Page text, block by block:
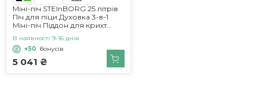
Міні-піч STEInBORG 25 літрів
Піч для піци Духовка 3-в-1
Міні-піч Піддон для крихт
Конвекція Таймер на 60
хвилин 1600 Вт
5 041 ₴
В наявності 9-16 днів
+50 бонусів